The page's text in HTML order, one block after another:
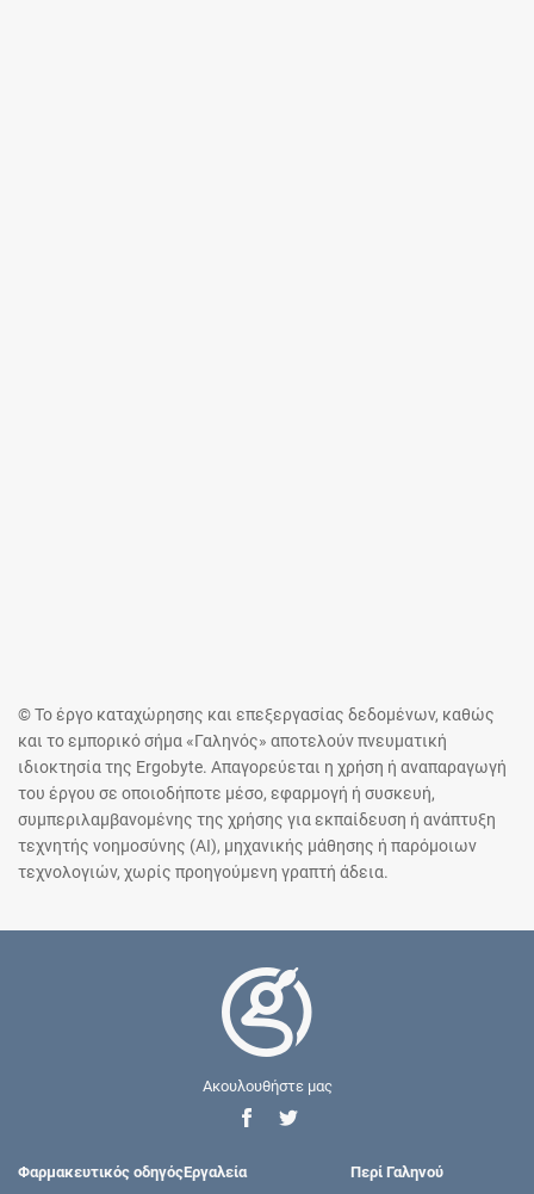
© Το έργο καταχώρησης και επεξεργασίας δεδομένων, καθώς
και το εμπορικό σήμα «Γαληνός» αποτελούν πνευματική
ιδιοκτησία της Ergobyte. Απαγορεύεται η χρήση ή αναπαραγωγή
του έργου σε οποιοδήποτε μέσο, εφαρμογή ή συσκευή,
συμπεριλαμβανομένης της χρήσης για εκπαίδευση ή ανάπτυξη
τεχνητής νοημοσύνης (AI), μηχανικής μάθησης ή παρόμοιων
τεχνολογιών, χωρίς προηγούμενη γραπτή άδεια.
Ακουλουθήστε μας
Φαρμακευτικός οδηγόςΕργαλεία Περί Γαληνού